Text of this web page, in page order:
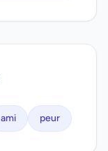
ami peur